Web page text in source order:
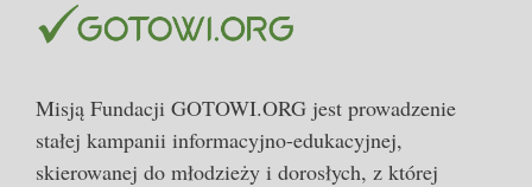
Misją Fundacji GOTOWI.ORG jest prowadzenie
stałej kampanii informacyjno-edukacyjnej,
skierowanej do młodzieży i dorosłych, z której